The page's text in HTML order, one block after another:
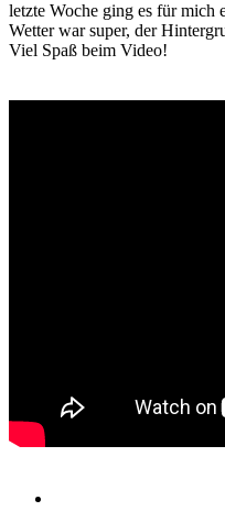
letzte Woche ging es für mich
Wetter war super, der
Viel Spaß beim Video!